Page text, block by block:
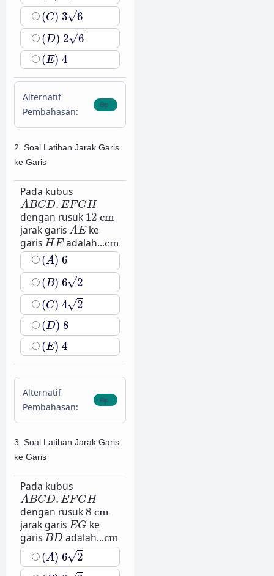
(C) 3√6
(C)36
(D) 2√6
(D)26
(E) 4
(E)4
Alternatif
Pembahasan:
2. Soal Latihan Jarak Garis
ke Garis
Pada kubus
ABCD. EFGH
ABCD.EFGH
dengan rusuk 12 cm
12 cm
jarak garis AE
AE ke
garis HF
HF adalah...cm
cm
(A) 6
(A)6
(B) 6√2
(B)62
(C) 4√2
(C)42
(D) 8
(D)8
(E) 4
(E)4
Alternatif
Pembahasan:
3. Soal Latihan Jarak Garis
ke Garis
Pada kubus
ABCD. EFGH
ABCD.EFGH
dengan rusuk8 cm
8cm
jarak garis EG
EG ke
garis BD
BD adalah...cm
cm
(A) 6√2
(A)62
(B)82